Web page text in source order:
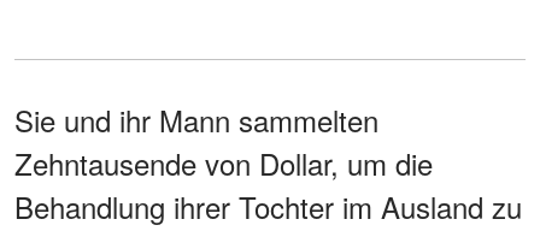
Sie und ihr Mann sammelten
Zehntausende von Dollar, um die
Behandlung ihrer Tochter im Ausland zu